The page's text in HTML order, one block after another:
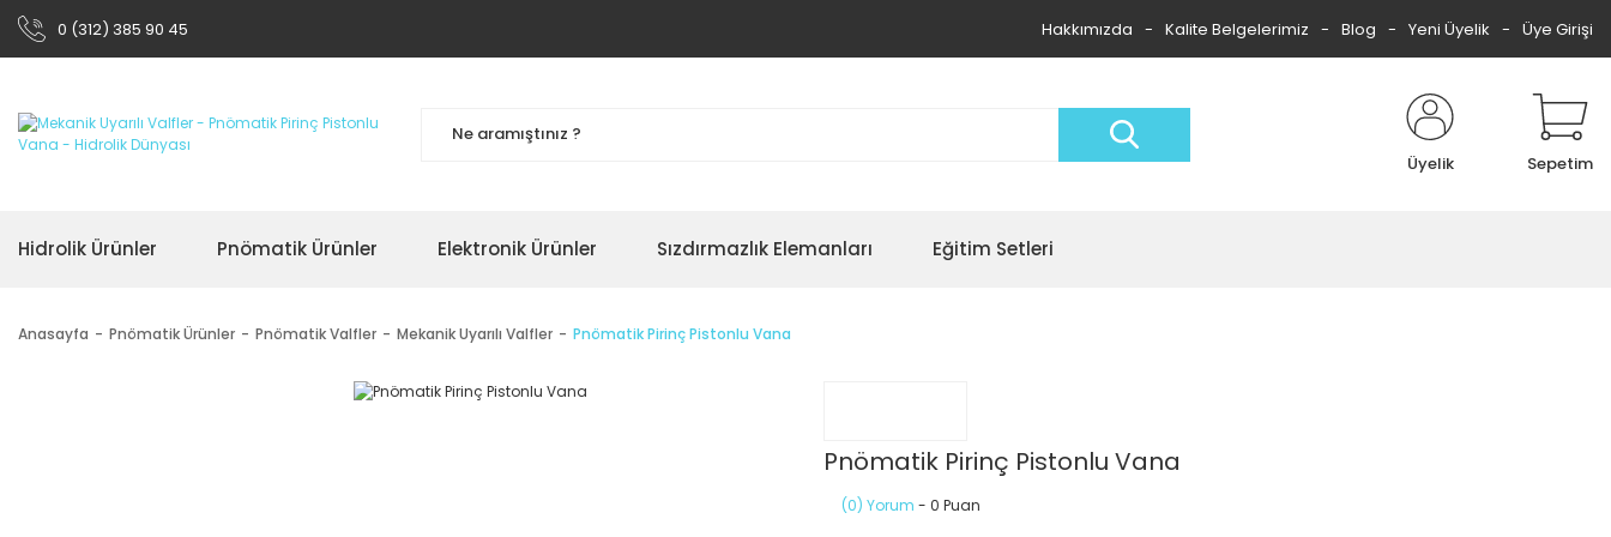
0 (312) 385 90 45 Hakkımızda Kalite Belgelerimiz Blog Yeni Üyelik Üye Girişi
Üyelik Sepetim
Hidrolik Ürünler Pnömatik Ürünler Elektronik Ürünler Sızdırmazlık Elemanları Eğitim Setleri
Anasayfa Pnömatik Ürünler Pnömatik Valfler Mekanik Uyarılı Valfler Pnömatik Pirinç Pistonlu Vana
Pnömatik Pirinç Pistonlu Vana
(0) Yorum - 0 Puan